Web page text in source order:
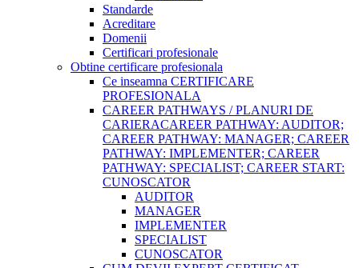
Standarde
Acreditare
Domenii
Certificari profesionale
Obtine certificare profesionala
Ce inseamna CERTIFICARE
PROFESIONALA
CAREER PATHWAYS / PLANURI DE
CARIERACAREER PATHWAY: AUDITOR;
CAREER PATHWAY: MANAGER; CAREER
PATHWAY: IMPLEMENTER; CAREER
PATHWAY: SPECIALIST; CAREER START:
CUNOSCATOR
AUDITOR
MANAGER
IMPLEMENTER
SPECIALIST
CUNOSCATOR